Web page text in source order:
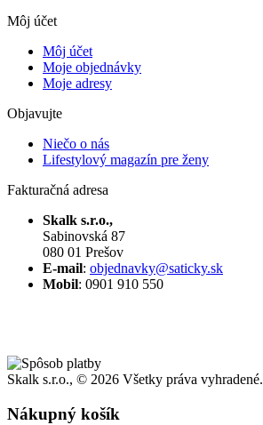
Môj účet
Môj účet
Moje objednávky
Moje adresy
Objavujte
Niečo o nás
Lifestylový magazín pre ženy
Fakturačná adresa
Skalk s.r.o.,
Sabinovská 87
080 01 Prešov
E-mail: objednavky@saticky.sk
Mobil: 0901 910 550
Skalk s.r.o., © 2026 Všetky práva vyhradené.
Nákupný košík